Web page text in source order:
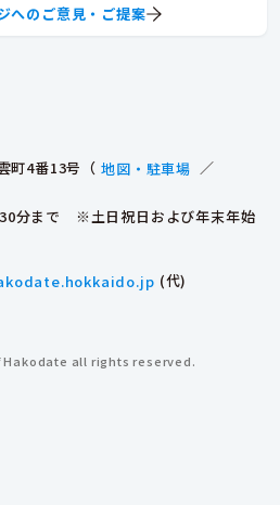
町4番13号（ 地図・駐車場 ／
分まで ※土日祝日および年末年始
(代)
へのご意見・ご提案
all rights reserved.